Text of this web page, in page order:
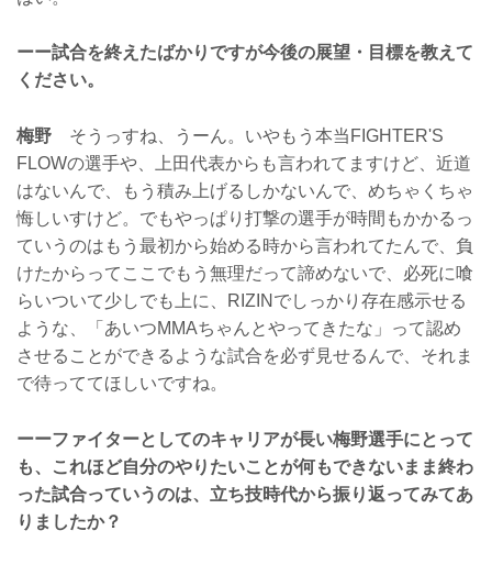
ーー試合を終えたばかりですが今後の展望・目標を教えて
ください。
梅野 そうっすね、うーん。いやもう本当FIGHTER'S
FLOWの選手や、上田代表からも言われてますけど、近道
はないんで、もう積み上げるしかないんで、めちゃくちゃ
悔しいすけど。でもやっぱり打撃の選手が時間もかかるっ
ていうのはもう最初から始める時から言われてたんで、負
けたからってここでもう無理だって諦めないで、必死に喰
らいついて少しでも上に、RIZINでしっかり存在感示せる
ような、「あいつMMAちゃんとやってきたな」って認め
させることができるような試合を必ず見せるんで、それま
で待っててほしいですね。
ーーファイターとしてのキャリアが長い梅野選手にとって
も、これほど自分のやりたいことが何もできないまま終わ
った試合っていうのは、立ち技時代から振り返ってみてあ
りましたか？